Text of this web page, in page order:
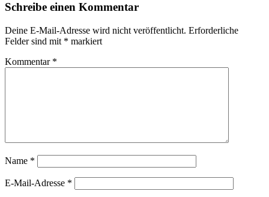
Schreibe einen Kommentar
Deine E-Mail-Adresse wird nicht veröffentlicht. Erforderliche
Felder sind mit * markiert
Kommentar *
Name *
E-Mail-Adresse *